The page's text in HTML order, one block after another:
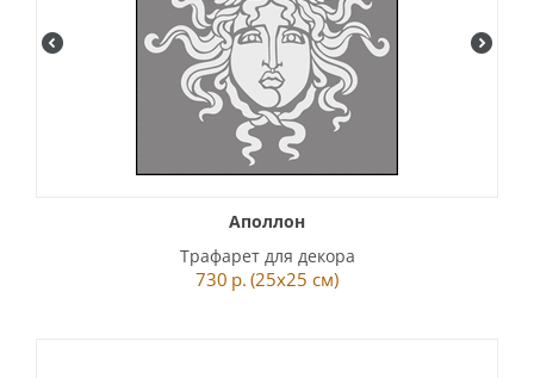
Аполлон
Трафарет для декора
730 р. (25x25 см)